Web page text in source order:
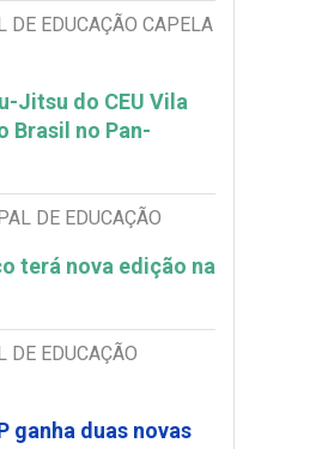
DE EDUCAÇÃO CAPELA
Jitsu do CEU Vila
Brasil no Pan-
DE EDUCAÇÃO
terá nova edição na
DE EDUCAÇÃO
ganha duas novas